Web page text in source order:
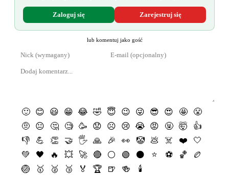
Zaloguj się Zarejestruj się
lub komentuj jako gość
🙂 😊 😃 😁 😂 🤣 😇 😉 😜 😎 😍 🤩
😤
🤨
😐 🤔 🧐 🥳 😟 ☹️ 😢 😭 😡 🤬 🤯
👍
👎
💪 👏 🤝 🖐 🙏 🎉 👀 🤡 💩 ☠️ ❤️
🤍
💚
🖤 🔥 💥 🚀 🔴 ⚪️ 🟢 ⚫️ ⭐️ ⚽️ 🏀
🏉
🏐
🥇 🥈 🥉 🏅 🏆 🍺 🍻 🕯